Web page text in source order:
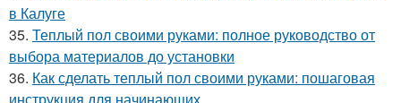
в Калуге
35. Теплый пол своими руками: полное руководство от
выбора материалов до установки
36. Как сделать теплый пол своими руками: пошаговая
инструкция для начинающих